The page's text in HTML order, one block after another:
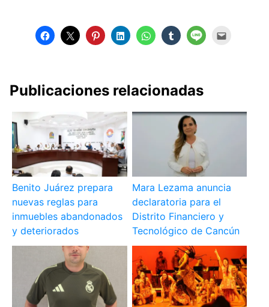
Publicaciones relacionadas
Benito Juárez prepara
nuevas reglas para
inmuebles abandonados
y deteriorados
Mara Lezama anuncia
declaratoria para el
Distrito Financiero y
Tecnológico de Cancún